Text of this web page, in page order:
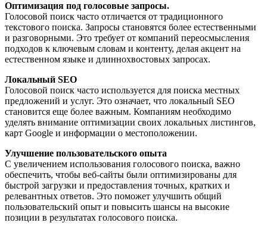
Оптимизация под голосовые запросы.
Голосовой поиск часто отличается от традиционного
текстового поиска. Запросы становятся более естественными
и разговорными. Это требует от компаний переосмысления
подходов к ключевым словам и контенту, делая акцент на
естественном языке и длиннохвостовых запросах.
Локальный SEO
Голосовой поиск часто используется для поиска местных
предложений и услуг. Это означает, что локальный SEO
становится еще более важным. Компаниям необходимо
уделять внимание оптимизации своих локальных листингов,
карт Google и информации о местоположении.
Улучшение пользовательского опыта
С увеличением использования голосового поиска, важно
обеспечить, чтобы веб-сайты были оптимизированы для
быстрой загрузки и предоставления точных, кратких и
релевантных ответов. Это поможет улучшить общий
пользовательский опыт и повысить шансы на высокие
позиции в результатах голосового поиска.